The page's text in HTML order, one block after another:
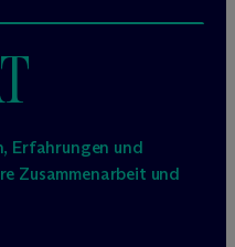
Erfahrungen und
Zusammenarbeit und